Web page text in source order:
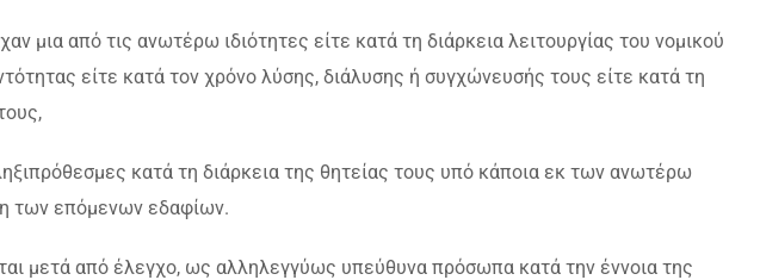
μια από τις ανωτέρω ιδιότητες είτε κατά τη διάρκεια λειτουργίας του νομικού
είτε κατά τον χρόνο λύσης, διάλυσης ή συγχώνευσής τους είτε κατά τη
κατά τη διάρκεια της θητείας τους υπό κάποια εκ των ανωτέρω
των επόμενων εδαφίων.
μετά από έλεγχο, ως αλληλεγγύως υπεύθυνα πρόσωπα κατά την έννοια της